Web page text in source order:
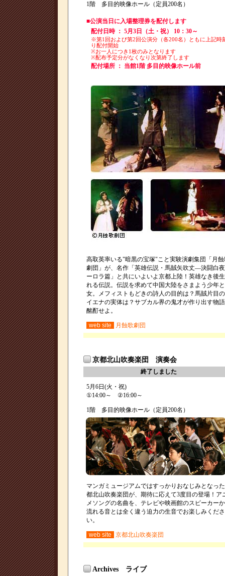
1階 多目的映像ホール（定員200名）
■公演当日に入場整理券を配付します
配付日時 ： 5月3日（土・祝） 10：30～
※第1回および第2回公演分（各200名）ともに上記時
り配付開始
※お一人につき1枚のみとなります
※配布予定分がなくなり次第終了します
配付場所 ： 当館1階 多目的映像ホール前
高取英率いる"暗黒の宝塚"こと実験演劇集団「月
劇団」が、名作「英雄伝説・馬賊矢吹丈―決闘白
ーロラ篇」と共にいよいよ京都上陸！英雄なき後
れる伝説。伝説を求めて中国大陸をさまよう少年と
女。メフィストもどきの詩人の目的は？馬賊片目
イエナの実体は？サブカル界の鬼才が作り出す物
酩酊せよ。
web site 月蝕歌劇団
京都北山吹奏楽団 演奏会
終了しました
5月6日(火・祝)
①14:00～ ②16:00～
1階 多目的映像ホール（定員200名）
マンガミュージアムではすっかりおなじみとなっ
都北山吹奏楽団が、期待に応えて3度目の登場！ア
メソングの名曲を、テレビや映画館のスピーカー
流れる音とは全く違う迫力の生音でお楽しみくださ
い。
web site 京都北山吹奏楽団
Archives ライブ